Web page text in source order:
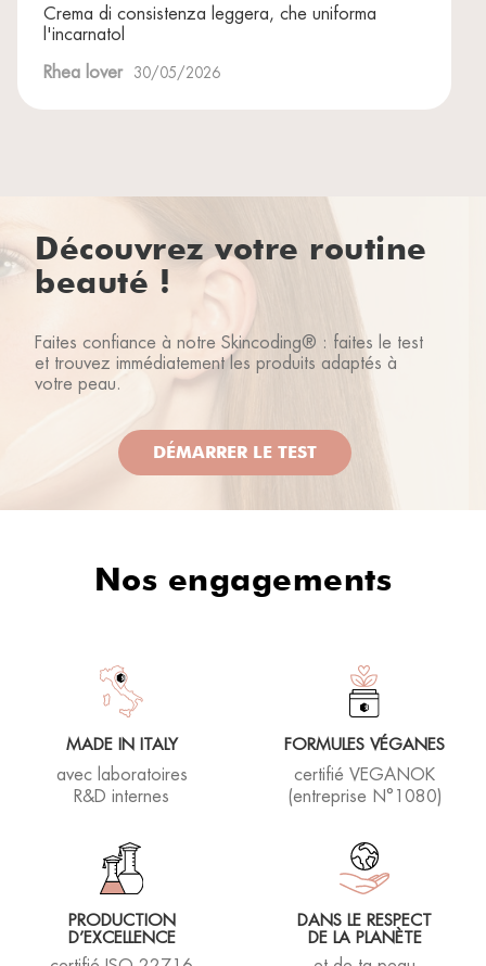
Crema di consistenza leggera, che uniforma
l'incarnatol
Rhea lover 30/05/2026
Découvrez votre routine
beauté !
Faites confiance à notre Skincoding® : faites le test
et trouvez immédiatement les produits adaptés à
votre peau.
DÉMARRER LE TEST
Nos engagements
MADE IN ITALY
avec laboratoires
R&D internes
FORMULES VÉGANES
certifié VEGANOK
(entreprise N°1080)
PRODUCTION
D’EXCELLENCE
DANS LE RESPECT
DE LA PLANÈTE